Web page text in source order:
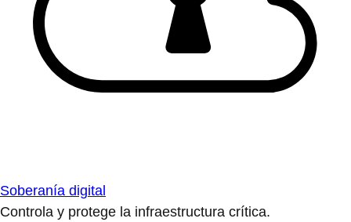
Soberanía digital
Controla y protege la infraestructura crítica.